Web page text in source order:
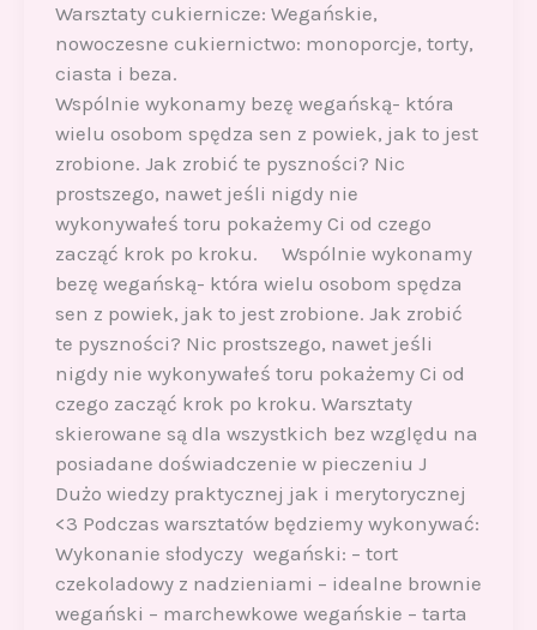
Warsztaty cukiernicze: Wegańskie,
nowoczesne cukiernictwo: monoporcje, torty,
ciasta i beza.
Wspólnie wykonamy bezę wegańską- która
wielu osobom spędza sen z powiek, jak to jest
zrobione. Jak zrobić te pyszności? Nic
prostszego, nawet jeśli nigdy nie
wykonywałeś toru pokażemy Ci od czego
zacząć krok po kroku. Wspólnie wykonamy
bezę wegańską- która wielu osobom spędza
sen z powiek, jak to jest zrobione. Jak zrobić
te pyszności? Nic prostszego, nawet jeśli
nigdy nie wykonywałeś toru pokażemy Ci od
czego zacząć krok po kroku. Warsztaty
skierowane są dla wszystkich bez względu na
posiadane doświadczenie w pieczeniu J
Dużo wiedzy praktycznej jak i merytorycznej
<3 Podczas warsztatów będziemy wykonywać:
Wykonanie słodyczy wegański: – tort
czekoladowy z nadzieniami – idealne brownie
wegański – marchewkowe wegańskie – tarta